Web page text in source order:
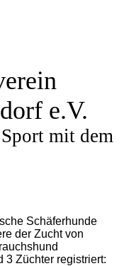
e.V.
mit dem
Schäferhunde
der Zucht von
3 Züchter registriert: